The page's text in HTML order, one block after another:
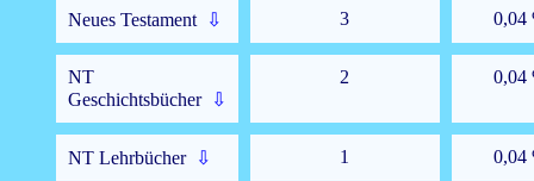
Neues Testament ⇩ 3 0,04
NT
Geschichtsbücher ⇩
2 0,04
NT Lehrbücher ⇩ 1 0,04